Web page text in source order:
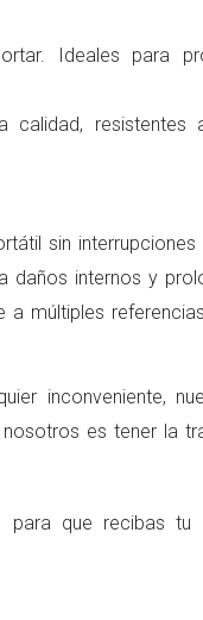
Ideales para
calidad,
sin
daños internos y
múltiples
inconveniente,
es tener la
que recibas